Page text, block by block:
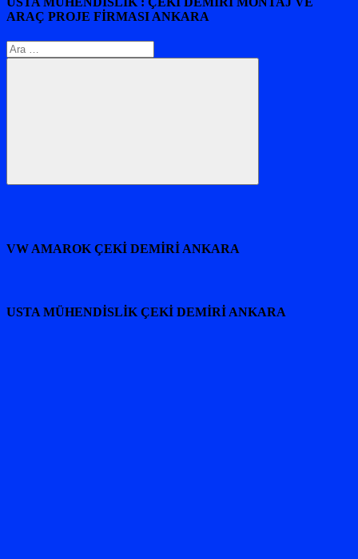
ARAÇ PROJE FİRMASI ANKARA
Arama:
Ara
VW AMAROK ÇEKİ DEMİRİ ANKARA
USTA MÜHENDİSLİK ÇEKİ DEMİRİ ANKARA